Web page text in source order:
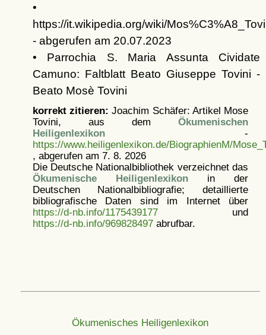
•
https://it.wikipedia.org/wiki/
- abgerufen am 20.07.2023
• Parrochia S. Maria Assunta Cividate
Camuno: Faltblatt Beato Giuseppe Tovini -
Beato Mosè Tovini
korrekt zitieren: Joachim Schäfer: Artikel Mose
Tovini, aus dem Ökumenischen
Heiligenlexikon-
https://www.heiligenlexikon.de/BiographienM/
, abgerufen am 7. 8. 2026
Die Deutsche Nationalbibliothek verzeichnet das
Ökumenische Heiligenlexikonin der
Deutschen Nationalbibliografie; detaillierte
bibliografische Daten sind im Internet über
https://d-nb.info/1175439177und
https://d-nb.info/969828497abrufbar.
Ökumenisches Heiligenlexikon